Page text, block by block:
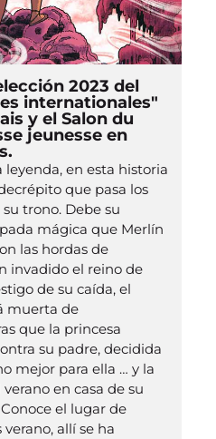
2023 del
internationales"
y el Salon du
jeunesse en
leyenda, en esta historia
que pasa los
trono. Debe su
mágica que Merlín
las hordas de
invadido el reino de
de su caída, el
muerta de
que la princesa
su padre, decidida
mejor para ella … y la
en casa de su
el lugar de
allí se ha